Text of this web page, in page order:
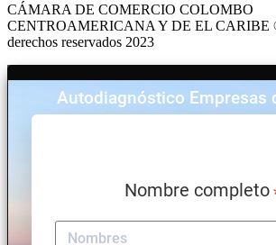
CÁMARA DE COMERCIO COLOMBO
CENTROAMERICANA Y DE EL CARIBE
derechos reservados 2023